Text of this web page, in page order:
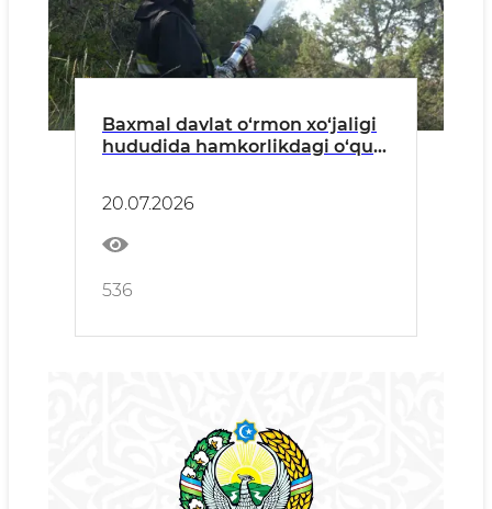
Baxmal davlat o‘rmon xo‘jaligi
hududida hamkorlikdagi o‘quv-
20.07.2026
536